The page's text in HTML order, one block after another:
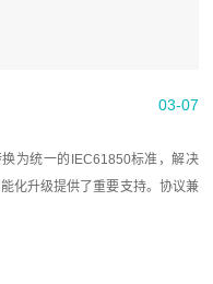
03-07
为统一的IEC61850标准，解决
化升级提供了重要支持。协议兼